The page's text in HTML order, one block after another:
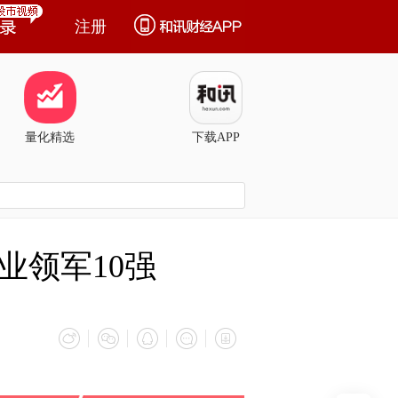
注册
量化精选 下载APP
领军10强